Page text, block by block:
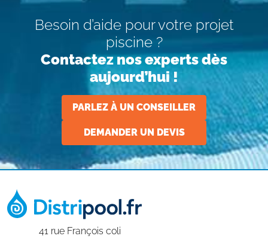
Besoin d’aide pour votre projet
piscine ?
Contactez nos experts dès
aujourd’hui !
PARLEZ À UN CONSEILLER
DEMANDER UN DEVIS
41 rue François coli